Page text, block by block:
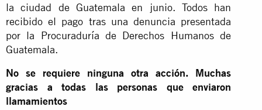
la ciudad de Guatemala en junio. Todos han
recibido el pago tras una denuncia presentada
por la Procuraduría de Derechos Humanos de
Guatemala.
No se requiere ninguna otra acción. Muchas
gracias a todas las personas que enviaron
llamamientos